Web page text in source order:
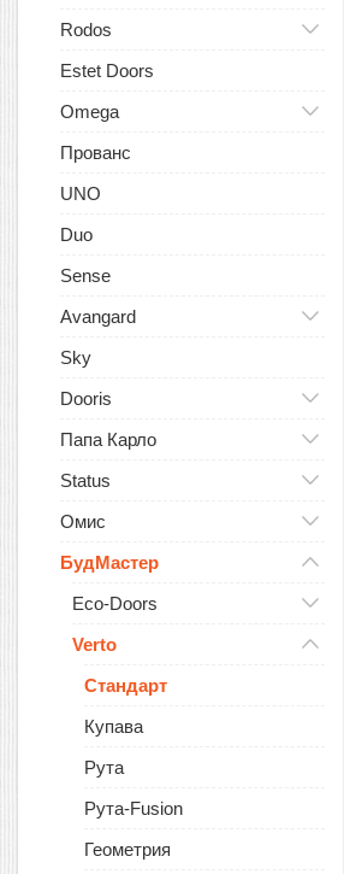
Rodos
Estet Doors
Omega
Прованс
UNO
Duo
Sense
Avangard
Sky
Dooris
Папа Карло
Status
Омис
БудМастер
Eco-Doors
Verto
Стандарт
Купава
Рута
Рута-Fusion
Геометрия